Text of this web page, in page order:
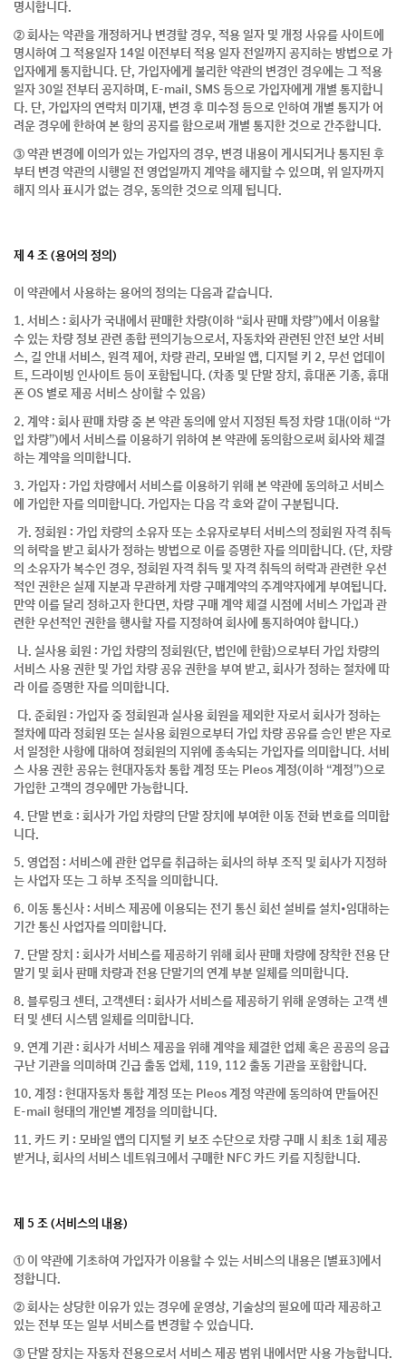
명시합니다.
② 회사는 약관을 개정하거나 변경할 경우, 적용 일자 및 개정 사유를 사이트에
명시하여 그 적용일자 14일 이전부터 적용 일자 전일까지 공지하는 방법으로 가
입자에게 통지합니다. 단, 가입자에게 불리한 약관의 변경인 경우에는 그 적용
일자 30일 전부터 공지하며, E-mail, SMS 등으로 가입자에게 개별 통지합니
다. 단, 가입자의 연락처 미기재, 변경 후 미수정 등으로 인하여 개별 통지가 어
려운 경우에 한하여 본 항의 공지를 함으로써 개별 통지한 것으로 간주합니다.
③ 약관 변경에 이의가 있는 가입자의 경우, 변경 내용이 게시되거나 통지된 후
부터 변경 약관의 시행일 전 영업일까지 계약을 해지할 수 있으며, 위 일자까지
해지 의사 표시가 없는 경우, 동의한 것으로 의제 됩니다.
제 4 조 (용어의 정의)
이 약관에서 사용하는 용어의 정의는 다음과 같습니다.
1. 서비스 : 회사가 국내에서 판매한 차량(이하 “회사 판매 차량”)에서 이용할
수 있는 차량 정보 관련 종합 편의기능으로서, 자동차와 관련된 안전 보안 서비
스, 길 안내 서비스, 원격 제어, 차량 관리, 모바일 앱, 디지털 키 2, 무선 업데이
트, 드라이빙 인사이트 등이 포함됩니다. (차종 및 단말 장치, 휴대폰 기종, 휴대
폰 OS 별로 제공 서비스 상이할 수 있음)
2. 계약 : 회사 판매 차량 중 본 약관 동의에 앞서 지정된 특정 차량 1대(이하 “가
입 차량”)에서 서비스를 이용하기 위하여 본 약관에 동의함으로써 회사와 체결
하는 계약을 의미합니다.
3. 가입자 : 가입 차량에서 서비스를 이용하기 위해 본 약관에 동의하고 서비스
에 가입한 자를 의미합니다. 가입자는 다음 각 호와 같이 구분됩니다.
가. 정회원 : 가입 차량의 소유자 또는 소유자로부터 서비스의 정회원 자격 취득
의 허락을 받고 회사가 정하는 방법으로 이를 증명한 자를 의미합니다. (단, 차량
의 소유자가 복수인 경우, 정회원 자격 취득 및 자격 취득의 허락과 관련한 우선
적인 권한은 실제 지분과 무관하게 차량 구매계약의 주계약자에게 부여됩니다.
만약 이를 달리 정하고자 한다면, 차량 구매 계약 체결 시점에 서비스 가입과 관
련한 우선적인 권한을 행사할 자를 지정하여 회사에 통지하여야 합니다.)
나. 실사용 회원 : 가입 차량의 정회원(단, 법인에 한함)으로부터 가입 차량의
서비스 사용 권한 및 가입 차량 공유 권한을 부여 받고, 회사가 정하는 절차에 따
라 이를 증명한 자를 의미합니다.
다. 준회원 : 가입자 중 정회원과 실사용 회원을 제외한 자로서 회사가 정하는
절차에 따라 정회원 또는 실사용 회원으로부터 가입 차량 공유를 승인 받은 자로
서 일정한 사항에 대하여 정회원의 지위에 종속되는 가입자를 의미합니다. 서비
스 사용 권한 공유는 현대자동차 통합 계정 또는 Pleos 계정(이하 “계정”)으로
가입한 고객의 경우에만 가능합니다.
4. 단말 번호 : 회사가 가입 차량의 단말 장치에 부여한 이동 전화 번호를 의미합
니다.
5. 영업점 : 서비스에 관한 업무를 취급하는 회사의 하부 조직 및 회사가 지정하
는 사업자 또는 그 하부 조직을 의미합니다.
6. 이동 통신사 : 서비스 제공에 이용되는 전기 통신 회선 설비를 설치•임대하는
기간 통신 사업자를 의미합니다.
7. 단말 장치 : 회사가 서비스를 제공하기 위해 회사 판매 차량에 장착한 전용 단
말기 및 회사 판매 차량과 전용 단말기의 연계 부분 일체를 의미합니다.
8. 블루링크 센터, 고객센터 : 회사가 서비스를 제공하기 위해 운영하는 고객 센
터 및 센터 시스템 일체를 의미합니다.
9. 연계 기관 : 회사가 서비스 제공을 위해 계약을 체결한 업체 혹은 공공의 응급
구난 기관을 의미하며 긴급 출동 업체, 119, 112 출동 기관을 포함합니다.
10. 계정 : 현대자동차 통합 계정 또는 Pleos 계정 약관에 동의하여 만들어진
E-mail 형태의 개인별 계정을 의미합니다.
11. 카드 키 : 모바일 앱의 디지털 키 보조 수단으로 차량 구매 시 최초 1회 제공
받거나, 회사의 서비스 네트워크에서 구매한 NFC 카드 키를 지칭합니다.
제 5 조 (서비스의 내용)
① 이 약관에 기초하여 가입자가 이용할 수 있는 서비스의 내용은 [별표3]에서
정합니다.
② 회사는 상당한 이유가 있는 경우에 운영상, 기술상의 필요에 따라 제공하고
있는 전부 또는 일부 서비스를 변경할 수 있습니다.
③ 단말 장치는 자동차 전용으로서 서비스 제공 범위 내에서만 사용 가능합니다.